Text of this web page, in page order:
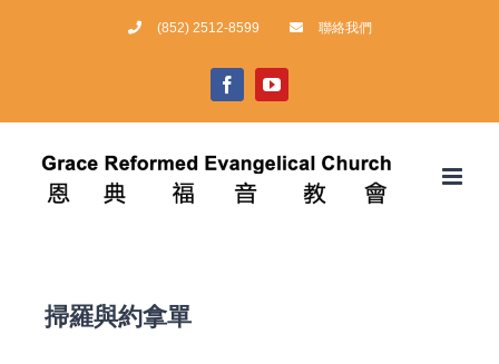
(852) 2512-8599 聯絡我們
facebookyoutube
掃羅與約拿單